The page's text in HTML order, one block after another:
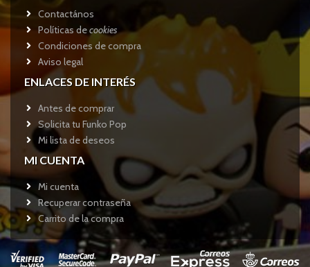
Contactános
Políticas decookies
Condiciones de compra
Aviso legal
ENLACES DE INTERÉS
Antes de comprar
Solicita tu Funko Pop
Mi lista de deseos
MI CUENTA
Mi cuenta
Recuperar contraseña
Carrito de la compra